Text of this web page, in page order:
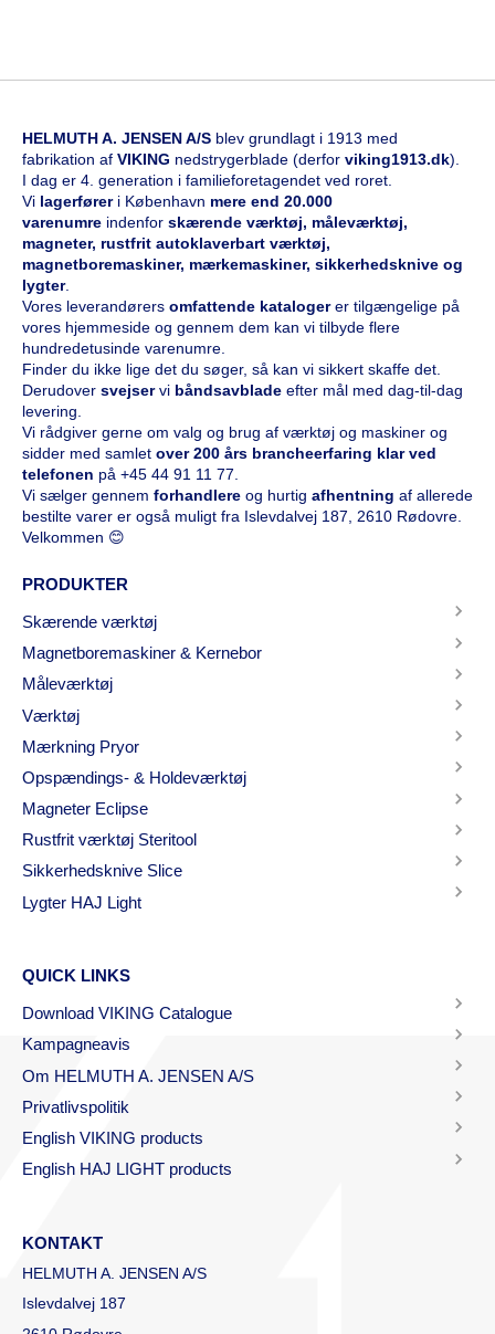
HELMUTH A. JENSEN A/S blev grundlagt i 1913 med
fabrikation af VIKING nedstrygerblade (derfor viking1913.dk).
I dag er 4. generation i familieforetagendet ved roret.
Vi lagerfører i København mere end 20.000
varenumre indenfor skærende værktøj, måleværktøj,
magneter, rustfrit autoklaverbart værktøj,
magnetboremaskiner, mærkemaskiner, sikkerhedsknive og
lygter.
Vores leverandørers omfattende katalogerer tilgængelige på
vores hjemmeside og gennem dem kan vi tilbyde flere
hundredetusinde varenumre.
Finder du ikke lige det du søger, så kan vi sikkert skaffe det.
Derudover svejservi båndsavblade efter mål med dag-til-dag
levering.
Vi rådgiver gerne om valg og brug af værktøj og maskiner og
sidder med samlet over 200 års brancheerfaring klar ved
telefonen på +45 44 91 11 77
Vi sælger gennem forhandlere og hurtig afhentning af allerede
bestilte varer er også muligt fra Islevdalvej 187, 2610 Rødovre.
Velkommen 😊
PRODUKTER
Skærende værktøj
Magnetboremaskiner & Kernebor
Måleværktøj
Værktøj
Mærkning Pryor
Opspændings- & Holdeværktøj
Magneter Eclipse
Rustfrit værktøj Steritool
Sikkerhedsknive Slice
Lygter HAJ Light
QUICK LINKS
Download VIKING Catalogue
Kampagneavis
Om HELMUTH A. JENSEN A/S
Privatlivspolitik
English VIKING products
English HAJ LIGHT products
KONTAKT
HELMUTH A. JENSEN A/S
Islevdalvej 187